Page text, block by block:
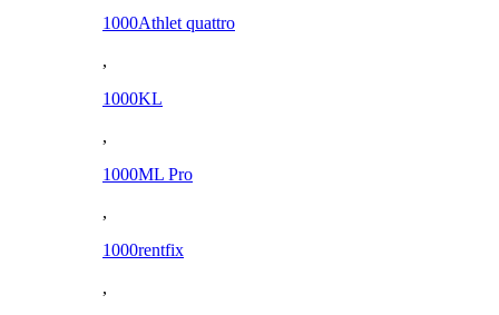
1000Athlet quattro
,
1000KL
,
1000ML Pro
,
1000rentfix
,